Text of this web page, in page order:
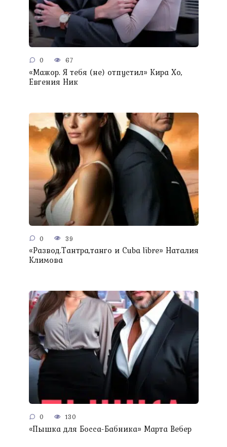
0 67
«Мажор. Я тебя (не) отпустил» Кира Хо,
Евгения Ник
0 39
«Развод.Тантра,танго и Сuba libre» Наталия
Климова
0 130
«Пышка для Босса-Бабника» Марта Вебер